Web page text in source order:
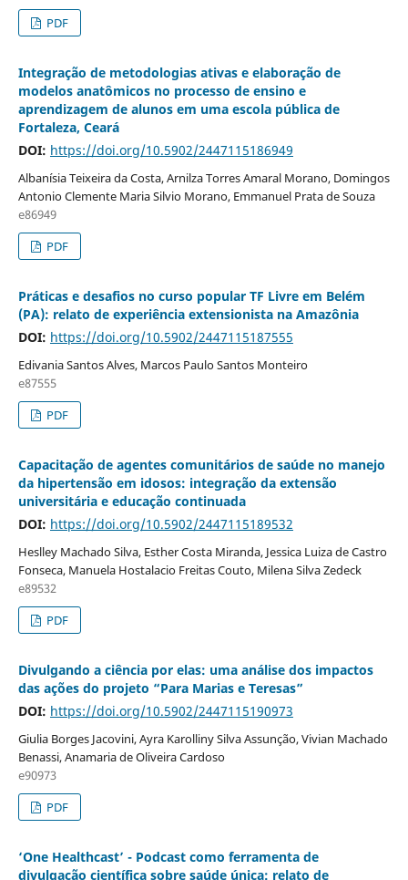
PDF
Integração de metodologias ativas e elaboração de
modelos anatômicos no processo de ensino e
aprendizagem de alunos em uma escola pública de
Fortaleza, Ceará
DOI: https://doi.org/10.5902/2447115186949
Albanísia Teixeira da Costa, Arnilza Torres Amaral Morano, Domingos
Antonio Clemente Maria Silvio Morano, Emmanuel Prata de Souza
e86949
PDF
Práticas e desafios no curso popular TF Livre em Belém
(PA): relato de experiência extensionista na Amazônia
DOI: https://doi.org/10.5902/2447115187555
Edivania Santos Alves, Marcos Paulo Santos Monteiro
e87555
PDF
Capacitação de agentes comunitários de saúde no manejo
da hipertensão em idosos: integração da extensão
universitária e educação continuada
DOI: https://doi.org/10.5902/2447115189532
Heslley Machado Silva, Esther Costa Miranda, Jessica Luiza de Castro
Fonseca, Manuela Hostalacio Freitas Couto, Milena Silva Zedeck
e89532
PDF
Divulgando a ciência por elas: uma análise dos impactos
das ações do projeto “Para Marias e Teresas”
DOI: https://doi.org/10.5902/2447115190973
Giulia Borges Jacovini, Ayra Karolliny Silva Assunção, Vivian Machado
Benassi, Anamaria de Oliveira Cardoso
e90973
PDF
‘One Healthcast’ - Podcast como ferramenta de
divulgação científica sobre saúde única: relato de